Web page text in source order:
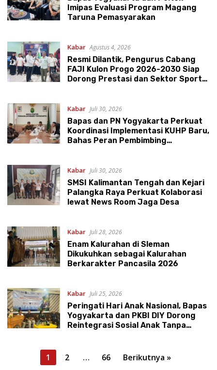
Imipas Evaluasi Program Magang
Taruna Pemasyarakan
Kabar Agustus 4, 2026
Resmi Dilantik, Pengurus Cabang
FAJI Kulon Progo 2026-2030 Siap
Dorong Prestasi dan Sektor Sport
Kabar Juli 30, 2026
Bapas dan PN Yogyakarta Perkuat
Koordinasi Implementasi KUHP Baru,
Bahas Peran Pembimbing
Kabar Juli 30, 2026
SMSI Kalimantan Tengah dan Kejari
Palangka Raya Perkuat Kolaborasi
lewat News Room Jaga Desa
Kabar Juli 28, 2026
Enam Kalurahan di Sleman
Dikukuhkan sebagai Kalurahan
Berkarakter Pancasila 2026
Kabar Juli 25, 2026
Peringati Hari Anak Nasional, Bapas
Yogyakarta dan PKBI DIY Dorong
Reintegrasi Sosial Anak Tanpa
Paginasi
1 2 … 66 Berikutnya »